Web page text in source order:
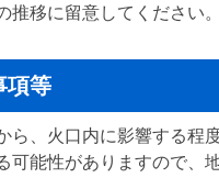
移に留意してください。
項等
ら、火口内に影響する程
可能性がありますので、